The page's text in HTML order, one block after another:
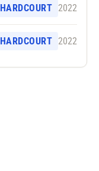
HARDCOURT 2022
HARDCOURT 2022